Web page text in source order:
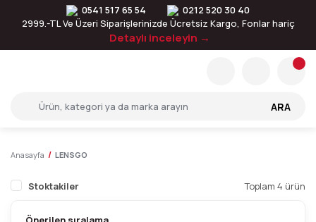
0541 517 65 54
0212 520 30 40
2999.-TL Ve Üzeri Siparişlerinizde Ücretsiz Kargo, Fonlar hariç
Detaylı inceleyin →
ARA
Anasayfa LENSGO
Stoktakiler Toplam 4 ürün